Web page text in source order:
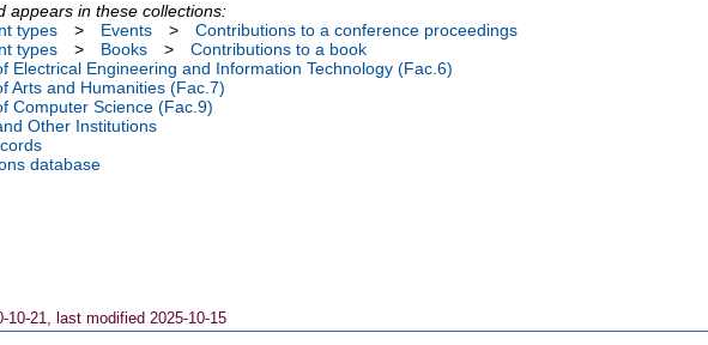
appears in these collections:
types
> Events >
Contributions to a conference proceedings
types
> Books >
Contributions to a book
Electrical Engineering and Information Technology (Fac.6)
Arts and Humanities (Fac.7)
Computer Science (Fac.9)
Other Institutions
database
10-21, last modified 2025-10-15